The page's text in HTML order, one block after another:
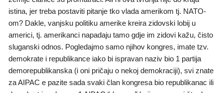
istina, jer treba postaviti pitanje tko vlada amerikom tj. NATO-
om? Dakle, vanjsku politiku amerike kreira zidovski lobij u
americi, tj. amerikanci napadaju tamo gdje im zidovi kažu, čisto
sluganski odnos. Pogledajmo samo njihov kongres, imate tzv.
demokrate i republikance iako bi ispravan naziv bio 1 partija
demorepublikanska (i oni pričaju o nekoj demokraciji), svi znate
za AIPAC e pazite sada svaki član kongresa bio republikanac ili